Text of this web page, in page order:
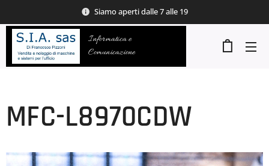
Siamo aperti dalle 7 alle 19
Informatica e
Comunicazione
MFC-L8970CDW